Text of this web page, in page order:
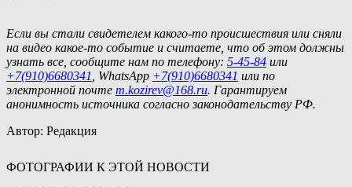
Если вы стали свидетелем какого-то происшествия или сняли
на видео какое-то событие и считаете, что об этом должны
узнать все, сообщите нам по телефону: 5-45-84 или
+7(910)6680341
, WhatsApp +7(910)6680341 или по
электронной почте m.kozirev@168.ru. Гарантируем
анонимность источника согласно законодательству РФ.
Автор: Редакция
ФОТОГРАФИИ К ЭТОЙ НОВОСТИ